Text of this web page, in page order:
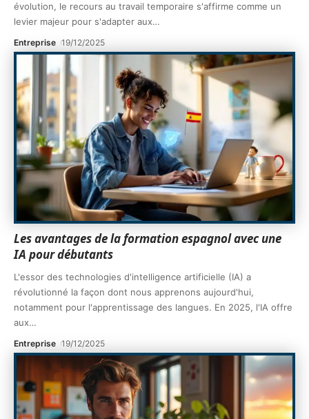
évolution, le recours au travail temporaire s'affirme comme un
levier majeur pour s'adapter aux…
Entreprise 19/12/2025
Les avantages de la formation espagnol avec une
IA pour débutants
L'essor des technologies d'intelligence artificielle (IA) a
révolutionné la façon dont nous apprenons aujourd'hui,
notamment pour l'apprentissage des langues. En 2025, l'IA offre
aux…
Entreprise 19/12/2025